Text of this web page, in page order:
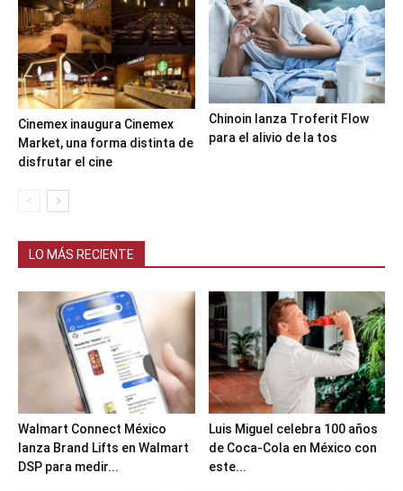
Cinemex inaugura Cinemex
Market, una forma distinta de
disfrutar el cine
Chinoin lanza Troferit Flow
para el alivio de la tos
LO MÁS RECIENTE
Walmart Connect México
lanza Brand Lifts en Walmart
DSP para medir...
Luis Miguel celebra 100 años
de Coca-Cola en México con
este...